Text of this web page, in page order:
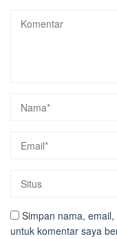
Simpan nama,
untuk komentar saya